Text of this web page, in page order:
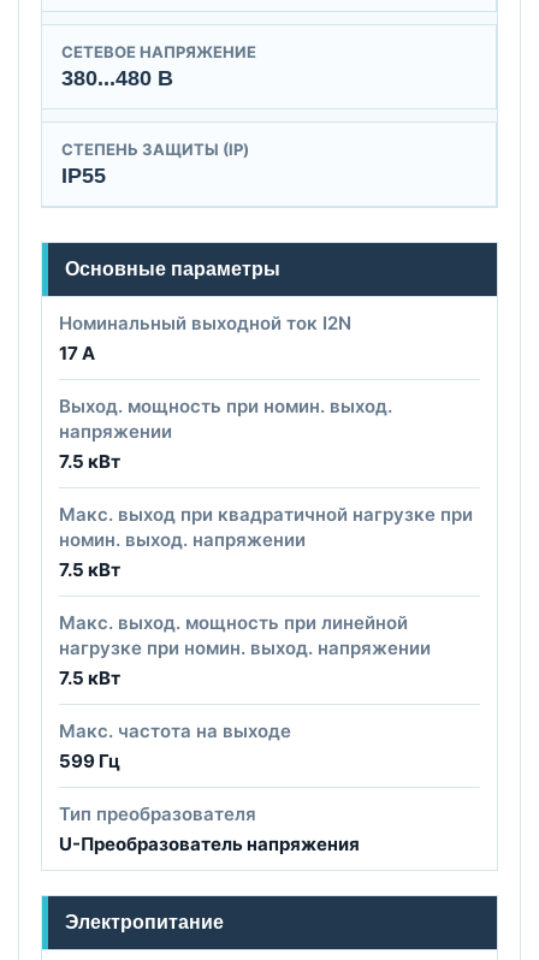
СЕТЕВОЕ НАПРЯЖЕНИЕ
380...480 В
СТЕПЕНЬ ЗАЩИТЫ (IP)
IP55
Основные параметры
Номинальный выходной ток I2N
17 А
Выход. мощность при номин. выход.
напряжении
7.5 кВт
Макс. выход при квадратичной нагрузке при
номин. выход. напряжении
7.5 кВт
Макс. выход. мощность при линейной
нагрузке при номин. выход. напряжении
7.5 кВт
Макс. частота на выходе
599 Гц
Тип преобразователя
U-Преобразователь напряжения
Электропитание